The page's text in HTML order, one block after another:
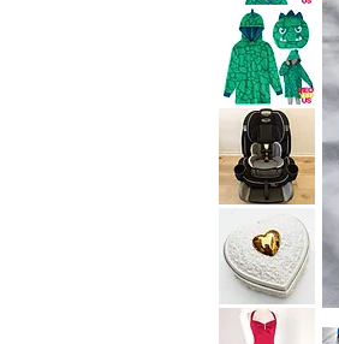
Terrain
Jogging
Foldable
Eve
Youth
2in1
Sleep
Hoodie
Wearable
Blanket
Cozy
Pillow
Green
Dino
Kid
Saint
Youth
2in1
Sleep
Hoodie
Wearable
Blanket
Pillow
Green
Dino
Kid
Extend2Fit
4-
in-
Years
Convertible
Vintage
George
Good